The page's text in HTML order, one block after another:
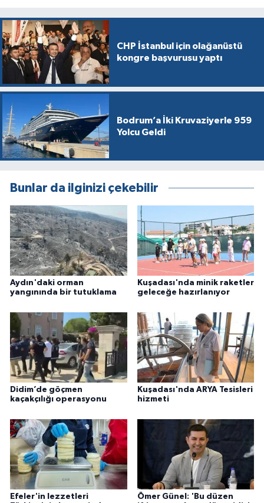
CHP İstanbul için olağanüstü
kongre başvurusu yaptı
Bodrum’a İki Kruvaziyerle 959
Yolcu Geldi
Bunlar da ilginizi çekebilir
Aydın'daki orman
yangınında bir tutuklama
Kuşadası'nda minik raketler
geleceğe hazırlanıyor
Didim’de göçmen
kaçakçılığı operasyonu
Kuşadası'nda ARYA Tesisleri
hizmeti
Efeler'in lezzetleri
Ömer Günel: 'Bu düzen